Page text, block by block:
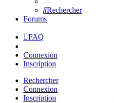
Rechercher
Forums
FAQ
Connexion
Inscription
Rechercher
Connexion
Inscription